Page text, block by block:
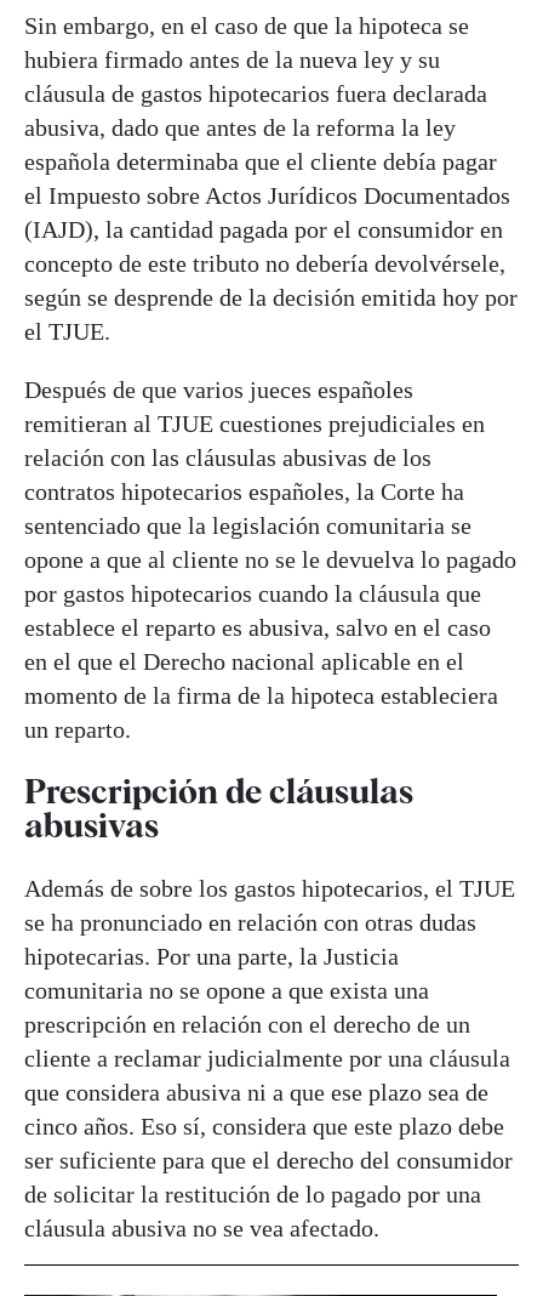
Sin embargo, en el caso de que la hipoteca se
hubiera firmado antes de la nueva ley y su
cláusula de gastos hipotecarios fuera declarada
abusiva, dado que antes de la reforma la ley
española determinaba que el cliente debía pagar
el Impuesto sobre Actos Jurídicos Documentados
(IAJD), la cantidad pagada por el consumidor en
concepto de este tributo no debería devolvérsele,
según se desprende de la decisión emitida hoy por
el TJUE.
Después de que varios jueces españoles
remitieran al TJUE cuestiones prejudiciales en
relación con las cláusulas abusivas de los
contratos hipotecarios españoles, la Corte ha
sentenciado que la legislación comunitaria se
opone a que al cliente no se le devuelva lo pagado
por gastos hipotecarios cuando la cláusula que
establece el reparto es abusiva, salvo en el caso
en el que el Derecho nacional aplicable en el
momento de la firma de la hipoteca estableciera
un reparto.
Prescripción de cláusulas
abusivas
Además de sobre los gastos hipotecarios, el TJUE
se ha pronunciado en relación con otras dudas
hipotecarias. Por una parte, la Justicia
comunitaria no se opone a que exista una
prescripción en relación con el derecho de un
cliente a reclamar judicialmente por una cláusula
que considera abusiva ni a que ese plazo sea de
cinco años. Eso sí, considera que este plazo debe
ser suficiente para que el derecho del consumidor
de solicitar la restitución de lo pagado por una
cláusula abusiva no se vea afectado.